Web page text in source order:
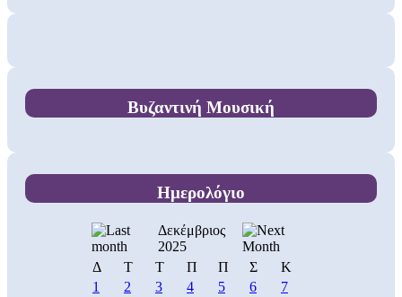
Βυζαντινή Μουσική
Ημερολόγιο
Δεκέμβριος
2025
Δ
Τ Τ Π Π Σ
Κ
1
2 3 4 5 6
7